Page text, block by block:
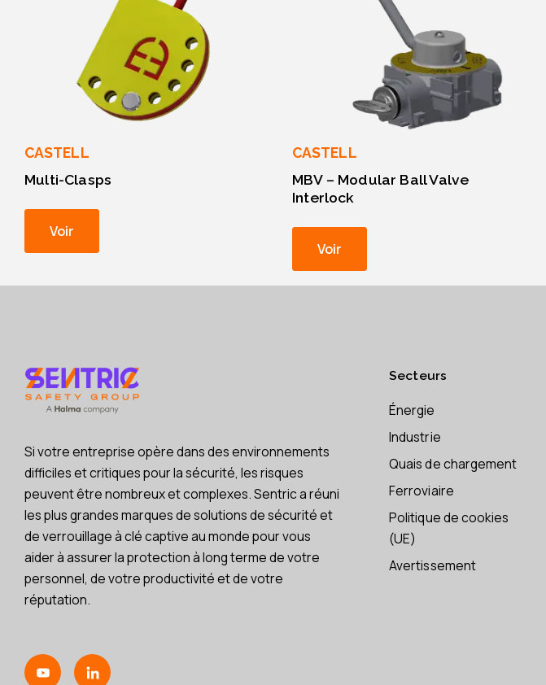
CASTELL
Multi-Clasps
Voir
CASTELL
MBV – Modular Ball Valve
Interlock
Voir
Si votre entreprise opère dans des environnements
difficiles et critiques pour la sécurité, les risques
peuvent être nombreux et complexes. Sentric a réuni
les plus grandes marques de solutions de sécurité et
de verrouillage à clé captive au monde pour vous
aider à assurer la protection à long terme de votre
personnel, de votre productivité et de votre
réputation.
Secteurs
Énergie
Industrie
Quais de chargement
Ferroviaire
Politique de cookies
(UE)
Avertissement